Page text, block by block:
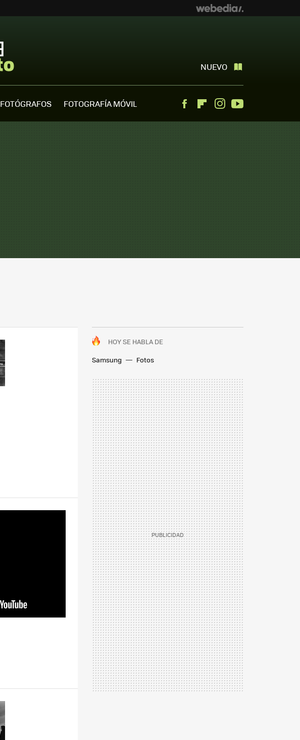
NUEVO
FOTÓGRAFOS FOTOGRAFÍA MÓVIL FacebookFlipboardInstagram
HOY SE HABLA DE
Samsung
Fotos